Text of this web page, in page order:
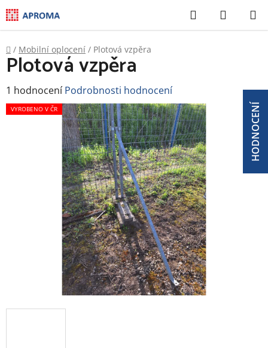
Přejít
na
obsah
Hledat
KOŠÍK
Domů
/ Mobilní oplocení / Plotová vzpěra
Plotová vzpěra
Průměrné
produktu
1 hodnocení Podrobnosti hodnocení
VYROBENO V ČR HODNOCENÍ